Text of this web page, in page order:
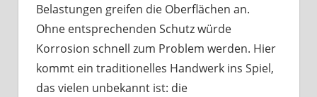
Belastungen greifen die Oberflächen an.
Ohne entsprechenden Schutz würde
Korrosion schnell zum Problem werden. Hier
kommt ein traditionelles Handwerk ins Spiel,
das vielen unbekannt ist: die